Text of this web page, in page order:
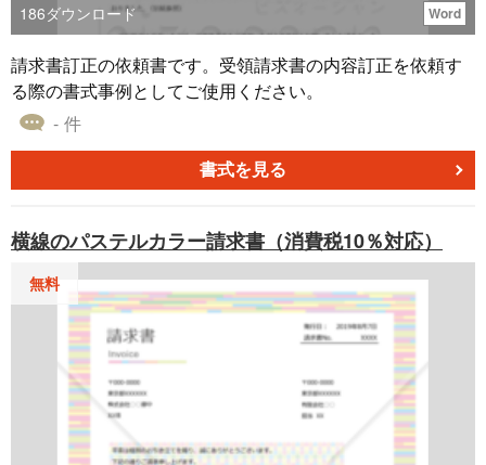
186ダウンロード Word
請求書訂正の依頼書です。受領請求書の内容訂正を依頼す
る際の書式事例としてご使用ください。
- 件
書式を見る
横線のパステルカラー請求書（消費税10％対応）
無料